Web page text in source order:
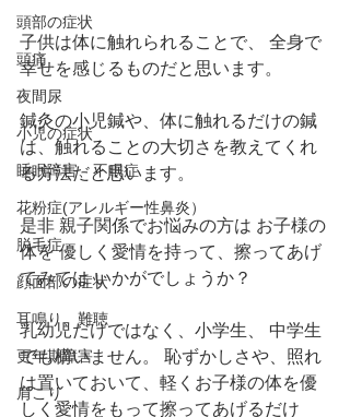
頭部の症状
頭痛
夜間尿
小児の症状
睡眠障害、不眠症
花粉症(アレルギー性鼻炎）
脱毛症
顔面部の症状
耳鳴り、難聴
更年期障害
肩こり
子供は体に触れられることで、 全身で
幸せを感じるものだと思います。
鍼灸の小児鍼や、体に触れるだけの鍼
は、触れることの大切さを教えてくれ
る方法だと思います。
是非 親子関係でお悩みの方は お子様の
体を 優しく愛情を持って、擦ってあげ
てみては いかがでしょうか？
乳幼児だけではなく、小学生、 中学生
でも構いません。 恥ずかしさや、照れ
は置いておいて、軽くお子様の体を優
しく愛情をもって擦ってあげるだけ